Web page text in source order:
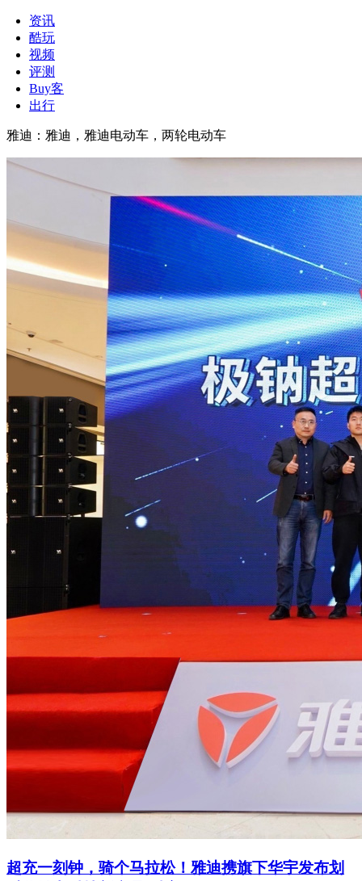
资讯
酷玩
视频
评测
Buy客
出行
雅迪 ： 雅迪，雅迪电动车，两轮电动车
超充一刻钟，骑个马拉松！雅迪携旗下华宇发布划